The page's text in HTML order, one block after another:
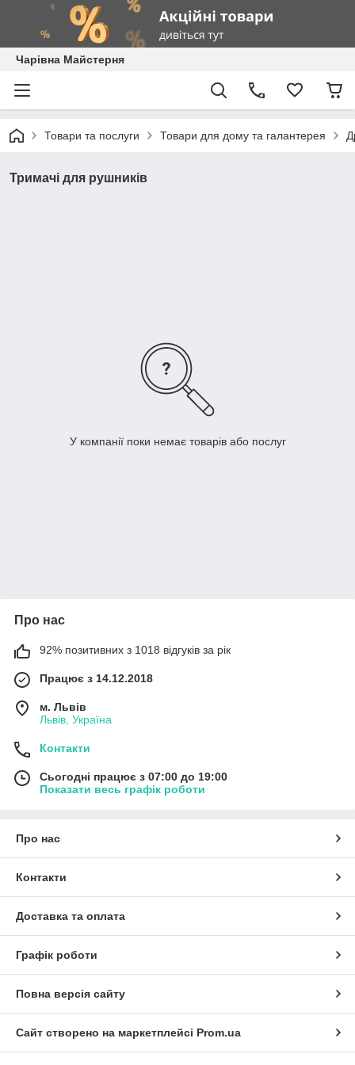
Чарівна Майстерня
Товари та послуги Товари для дому та галантерея
Тримачі для рушників
У компанії поки немає товарів або послуг
Про нас
92% позитивних з 1018 відгуків за рік
Працює з 14.12.2018
м. Львів
Львів, Україна
Контакти
Сьогодні працює з 07:00 до 19:00
Показати весь графік роботи
Про нас
Контакти
Доставка та оплата
Графік роботи
Повна версія сайту
Сайт створено на маркетплейсі Prom.ua